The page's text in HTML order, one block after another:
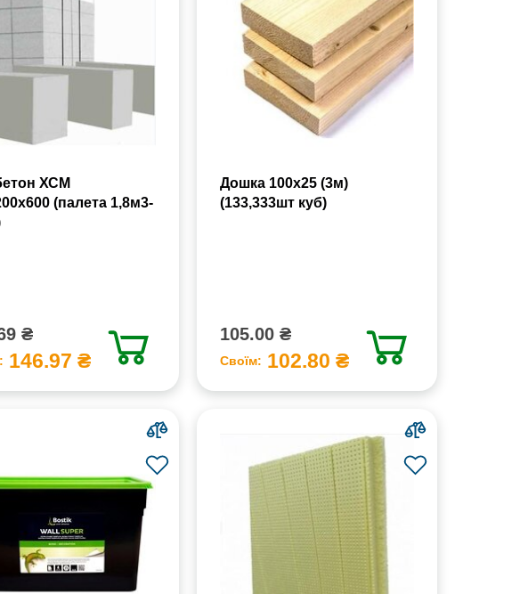
ХСМ
(палета 1,8м3-
₴
146.97 ₴
Дошка 100х25 (3м)
(133,333шт куб)
105.00 ₴
Своїм: 102.80 ₴